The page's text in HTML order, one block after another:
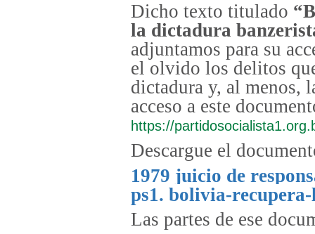
Dicho texto titulado
la dictadura
adjuntamos para su
el olvido los delitos
dictadura y, al menos,
acceso a este
https://
Descargue el
1979 juicio de
ps1. bolivia-
Las partes de ese